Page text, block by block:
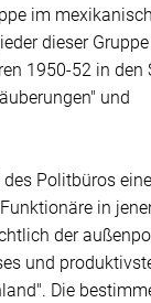
im
dieser Gruppe
1950-52 in den
und
Politbüros
in
der
und
Die